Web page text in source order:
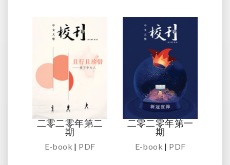
二零二零年第二
期
E-book | PDF
二零二零年第一
期
E-book | PDF